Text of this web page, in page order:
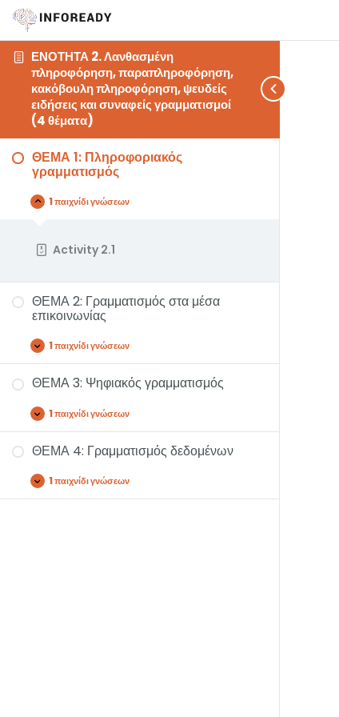
ΕΝΟΤΗΤΑ 2. Λανθασμένη
πληροφόρηση, παραπληροφόρηση,
κακόβουλη πληροφόρηση, ψευδείς
ειδήσεις και συναφείς γραμματισμοί
(4 θέματα)
ΘΕΜΑ 1: Πληροφοριακός
γραμματισμός
1 παιχνίδι γνώσεων
Activity 2.1
ΘΕΜΑ 2: Γραμματισμός στα μέσα
επικοινωνίας
1 παιχνίδι γνώσεων
ΘΕΜΑ 3: Ψηφιακός γραμματισμός
1 παιχνίδι γνώσεων
ΘΕΜΑ 4: Γραμματισμός δεδομένων
1 παιχνίδι γνώσεων